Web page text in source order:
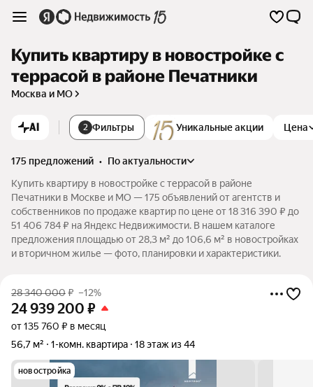
Купить квартиру в новостройке с
террасой в районе Печатники
Москва и МО
AI 2 Фильтры Уникальные акции Цена
175 предложений •
по актуальности
Купить квартиру в новостройке с террасой в районе
Печатники в Москве и МО — 175 объявлений от агентств и
собственников по продаже квартир по цене от 18 316 390 ₽ до
51 406 784 ₽ на Яндекс Недвижимости. В нашем каталоге
предложения площадью от 28,3 м² до 106,6 м² в новостройках
и вторичном жилье — фото, планировки и характеристики.
28 340 000₽ –12%
24 939 200 ₽
от 135 760 ₽ в месяц
56,7 м²
1-комн. квартира 18 этаж из 44
новостройка